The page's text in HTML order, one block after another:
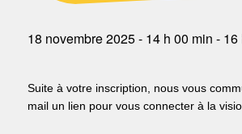
18 novembre 2025 - 14 h 00 min - 16
Suite à votre inscription, nous vous
mail un lien pour vous connecter à la